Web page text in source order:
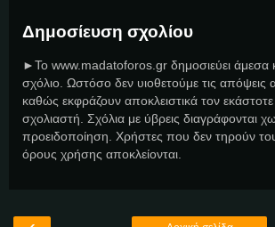
Δημοσίευση σχολίου
►Το www.madatoforos.gr δημοσιεύει άμεσα
σχόλιο. Ωστόσο δεν υιοθετούμε τις απόψεις
καθώς εκφράζουν αποκλειστικά τον εκάστοτε
σχολιαστή. Σχόλια με ύβρεις διαγράφονται
προειδοποίηση. Χρήστες που δεν τηρούν
όρους χρήσης αποκλείονται.